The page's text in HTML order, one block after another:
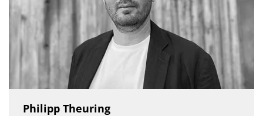
Philipp Theuring